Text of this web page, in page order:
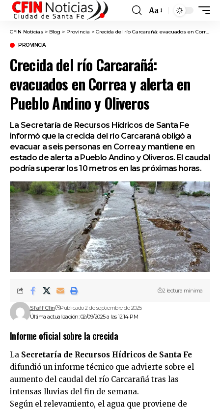
Font
Resizer
Aa
CFIN Noticias > Blog > Provincia > Crecida del río Carcarañá: evacuados en Correa y alerta en Pueblo Andino y Oliveros
PROVINCIA
Crecida del río Carcarañá:
evacuados en Correa y alerta en
Pueblo Andino y Oliveros
La Secretaría de Recursos Hídricos de Santa Fe
informó que la crecida del río Carcarañá obligó a
evacuar a seis personas en Correa y mantiene en
estado de alerta a Pueblo Andino y Oliveros. El caudal
podría superar los 10 metros en las próximas horas.
Última actualización: 02/09/2025 a las 12:14 PM
Sfaff Cfin Publicado 2 de septiembre de 2025
2 lectura mínima
Informe oficial sobre la crecida
La Secretaría de Recursos Hídricos de Santa Fe
difundió un informe técnico que advierte sobre el
aumento del caudal del río Carcarañá tras las
intensas lluvias del fin de semana.
Según el relevamiento, el agua que proviene de